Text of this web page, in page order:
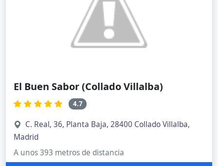
El Buen Sabor (Collado Villalba)
4.7
C. Real, 36, Planta Baja, 28400 Collado Villalba,
Madrid
A unos 393 metros de distancia